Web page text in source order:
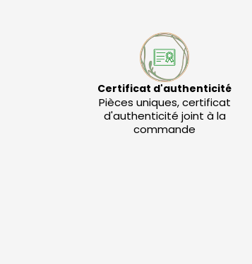
Certificat d'authenticité
Pièces uniques, certificat
d'authenticité joint à la
commande